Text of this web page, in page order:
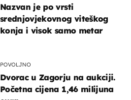
Nazvan je po vrsti
srednjovjekovnog viteškog
konja i visok samo metar
POVOLJNO
Dvorac u Zagorju na aukciji.
Početna cijena 1,46 milijuna